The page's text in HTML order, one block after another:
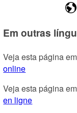
Em outras
Veja esta página
online
Veja esta página
en ligne